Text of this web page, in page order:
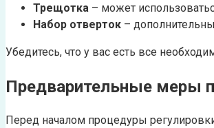
Трещотка – может
Набор отверток –
Убедитесь, что у вас есть все
Предварительные меры
Перед началом процедуры